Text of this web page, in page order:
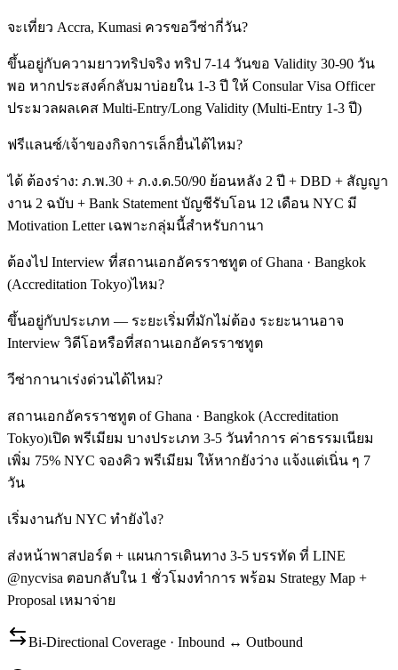
จะเที่ยว Accra, Kumasi ควรขอวีซ่ากี่วัน?
ขึ้นอยู่กับความยาวทริปจริง ทริป 7-14 วันขอ Validity 30-90 วัน
พอ หากประสงค์กลับมาบ่อยใน 1-3 ปี ให้ Consular Visa Officer
ประมวลผลเคส Multi-Entry/Long Validity (Multi-Entry 1-3 ปี)
ฟรีแลนซ์/เจ้าของกิจการเล็กยื่นได้ไหม?
ได้ ต้องร่าง: ภ.พ.30 + ภ.ง.ด.50/90 ย้อนหลัง 2 ปี + DBD + สัญญา
งาน 2 ฉบับ + Bank Statement บัญชีรับโอน 12 เดือน NYC มี
Motivation Letter เฉพาะกลุ่มนี้สำหรับกานา
ต้องไป Interview ที่สถานเอกอัครราชทูต of Ghana · Bangkok
(Accreditation Tokyo)ไหม?
ขึ้นอยู่กับประเภท — ระยะเริ่มที่มักไม่ต้อง ระยะนานอาจ
Interview วิดีโอหรือที่สถานเอกอัครราชทูต
วีซ่ากานาเร่งด่วนได้ไหม?
สถานเอกอัครราชทูต of Ghana · Bangkok (Accreditation
Tokyo)เปิด พรีเมียม บางประเภท 3-5 วันทำการ ค่าธรรมเนียม
เพิ่ม 75% NYC จองคิว พรีเมียม ให้หากยังว่าง แจ้งแต่เนิ่น ๆ 7
วัน
เริ่มงานกับ NYC ทำยังไง?
ส่งหน้าพาสปอร์ต + แผนการเดินทาง 3-5 บรรทัด ที่ LINE
@nycvisa ตอบกลับใน 1 ชั่วโมงทำการ พร้อม Strategy Map +
Proposal เหมาจ่าย
Bi-Directional Coverage · Inbound ↔ Outbound